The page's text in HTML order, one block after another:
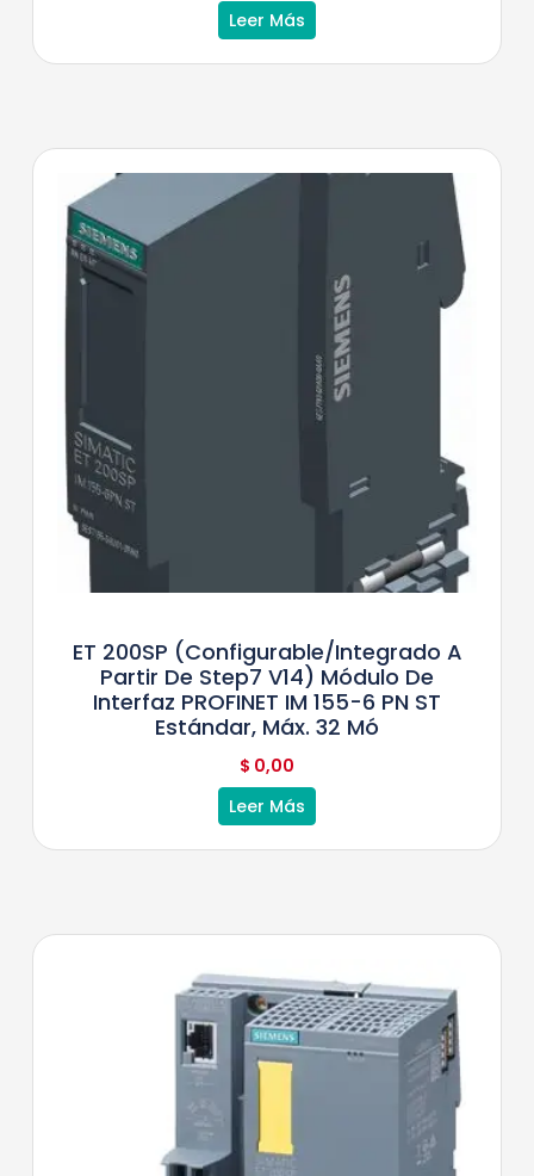
Leer Más
ET 200SP (configurable/integrado A
Partir De Step7 V14) Módulo De
Interfaz PROFINET IM 155-6 PN ST
Estándar, Máx. 32 Mó
$ 0,00
Leer Más